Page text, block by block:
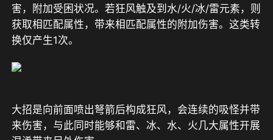
害，附加受困状况。若狂风触及到水/火/冰/雷元素，则
获取相匹配属性，带来相匹配属性的附加伤害。这类转
换仅产生1次。
大招是向前面喷出弩箭后构成狂风，会连续的吸怪并带
来伤害，与此同时能够和雷、冰、水、火几大属性开展